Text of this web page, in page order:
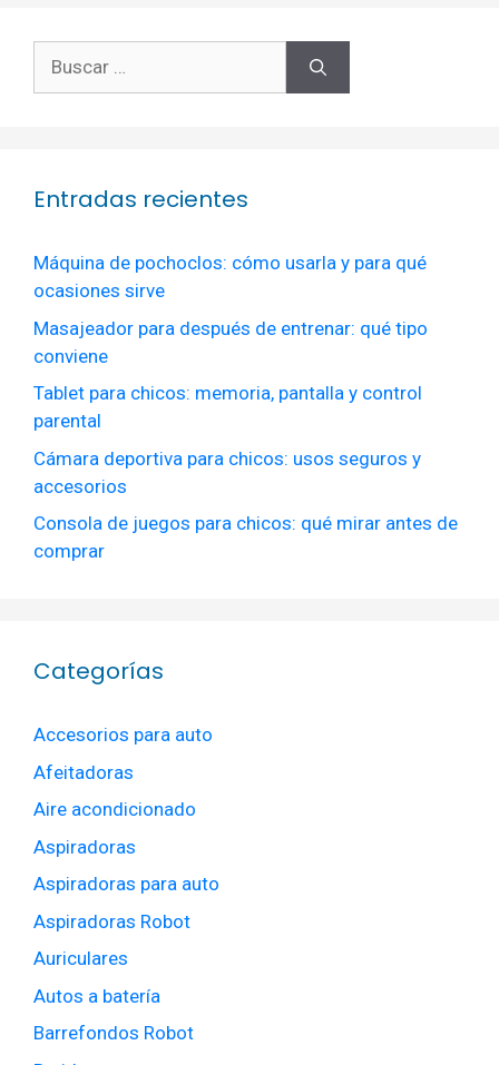
Entradas recientes
Máquina de pochoclos: cómo usarla y para qué
ocasiones sirve
Masajeador para después de entrenar: qué tipo
conviene
Tablet para chicos: memoria, pantalla y control
parental
Cámara deportiva para chicos: usos seguros y
accesorios
Consola de juegos para chicos: qué mirar antes de
comprar
Categorías
Accesorios para auto
Afeitadoras
Aire acondicionado
Aspiradoras
Aspiradoras para auto
Aspiradoras Robot
Auriculares
Autos a batería
Barrefondos Robot